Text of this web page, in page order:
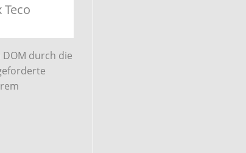
Teco
durch die